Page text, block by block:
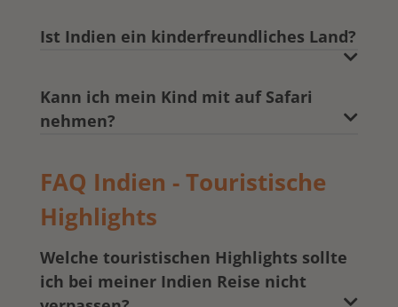
Ist Indien ein kinderfreundliches Land?
Kann ich mein Kind mit auf Safari
nehmen?
FAQ Indien - Touristische
Highlights
Welche touristischen Highlights sollte
ich bei meiner Indien Reise nicht